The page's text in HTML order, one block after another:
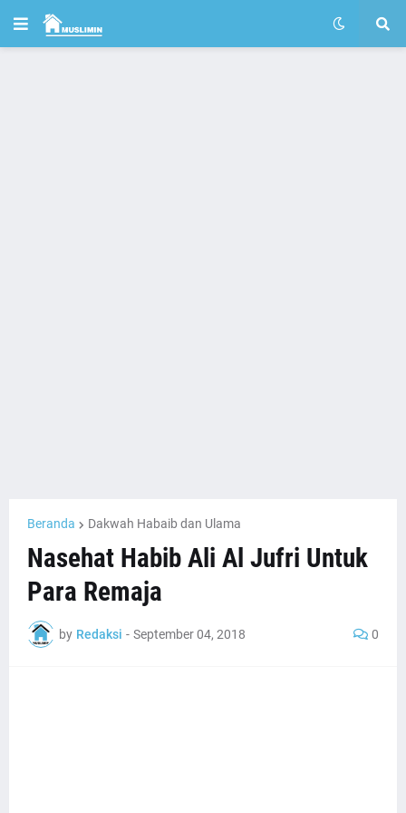
Beranda Dakwah Habaib dan Ulama
Nasehat Habib Ali Al Jufri Untuk
Para Remaja
by Redaksi - September 04, 2018 0